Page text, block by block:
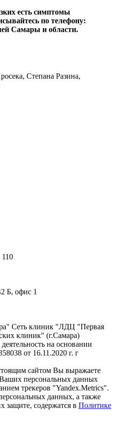
есть симптомы
по телефону:
Самары и области.
Степана Разина,
110
Б, офис 1
Сеть клиник "ЛДЦ "Первая
клиник" (г.Самара)
на основании
от 16.11.2020 г. г
сайтом Вы выражаете
Ваших персональных данных
трекеров "Yandex.Metrics".
данных, а также
защите, содержатся в Политике